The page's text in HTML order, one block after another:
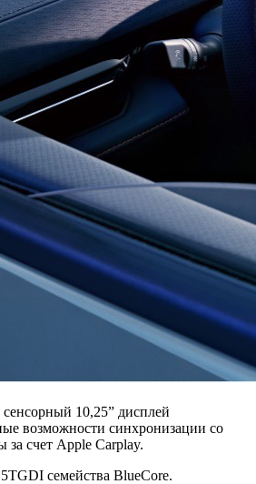
10,25” дисплей
возможности синхронизации со
счет Apple Carplay.
семейства BlueCore.